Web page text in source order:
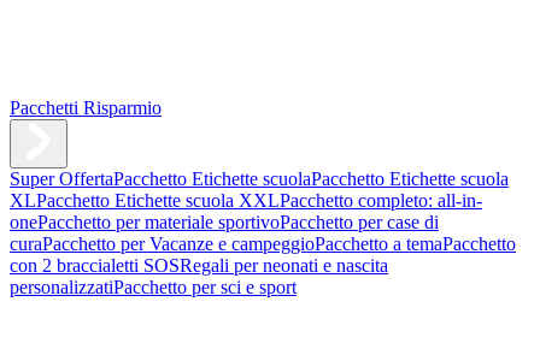
Pacchetti Risparmio
Super OffertaPacchetto Etichette scuolaPacchetto Etichette scuola
XLPacchetto Etichette scuola XXLPacchetto completo: all-in-
onePacchetto per materiale sportivoPacchetto per case di
curaPacchetto per Vacanze e campeggioPacchetto a temaPacchetto
con 2 braccialetti SOSRegali per neonati e nascita
personalizzatiPacchetto per sci e sport